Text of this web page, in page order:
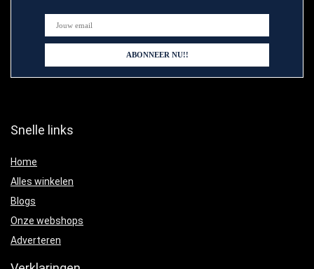
Snelle links
Home
Alles winkelen
Blogs
Onze webshops
Adverteren